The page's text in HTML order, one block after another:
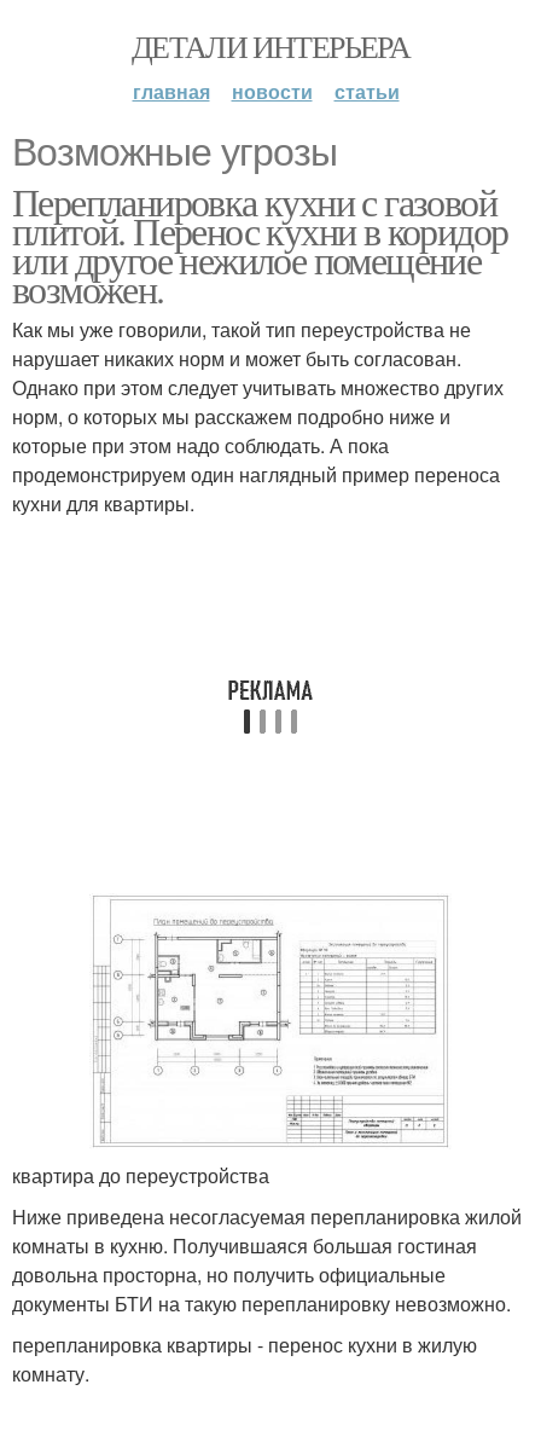
ДЕТАЛИ ИНТЕРЬЕРА
главная новости статьи
Возможные угрозы
Перепланировка кухни с газовой
плитой. Перенос кухни в коридор
или другое нежилое помещение
возможен.
Как мы уже говорили, такой тип переустройства не
нарушает никаких норм и может быть согласован.
Однако при этом следует учитывать множество других
норм, о которых мы расскажем подробно ниже и
которые при этом надо соблюдать. А пока
продемонстрируем один наглядный пример переноса
кухни для квартиры.
квартира до переустройства
Ниже приведена несогласуемая перепланировка жилой
комнаты в кухню. Получившаяся большая гостиная
довольна просторна, но получить официальные
документы БТИ на такую перепланировку невозможно.
перепланировка квартиры - перенос кухни в жилую
комнату.